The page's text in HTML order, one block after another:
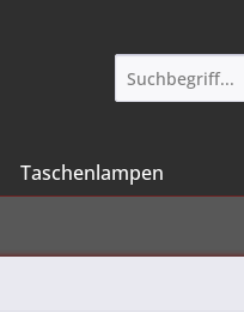
Taschenlampen